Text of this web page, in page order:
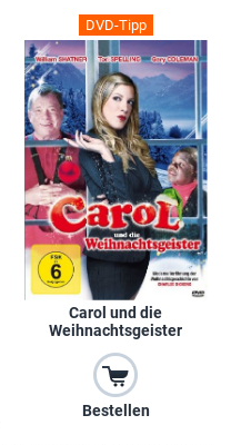
DVD-Tipp
Carol und die
Weihnachtsgeister
Bestellen